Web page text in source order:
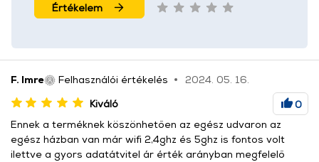
Értékelem
F. Imre Felhasználói értékelés
2024. 05. 16.
Kiváló
0
Ennek a terméknek köszönhetően az egész udvaron az
egész házban van már wifi 2,4ghz és 5ghz is fontos volt
ilettve a gyors adatátvitel ár érték arányban megfelelő